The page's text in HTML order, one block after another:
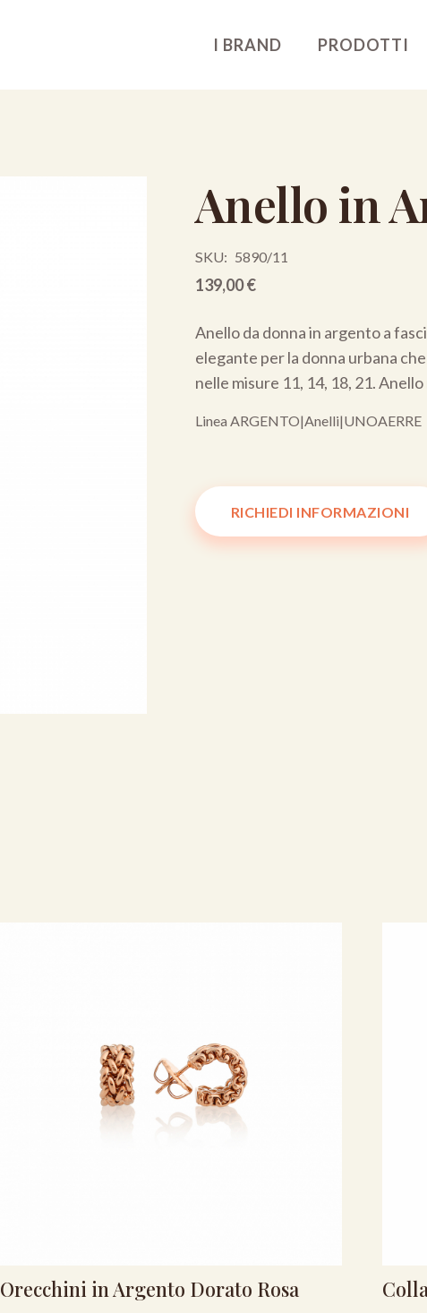
I BRAND PRODOTTI
Anello in
SKU: 5890/11
139,00€
Anello da donna in argento a
elegante per la donna urbana
nelle misure 11, 14, 18, 21.
Linea ARGENTO|Anelli|UNOAERRE
RICHIEDI INFORMAZIONI
Orecchini in Argento Dorato Rosa